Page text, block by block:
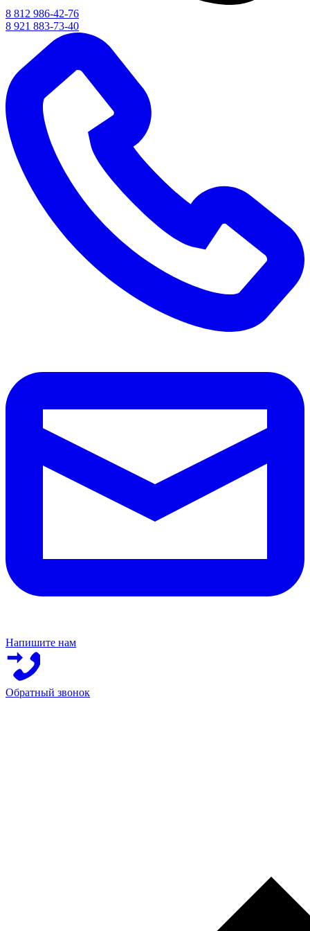
8 812 986-42-76
8 921 883-73-40
Напишите нам
Обратный звонок